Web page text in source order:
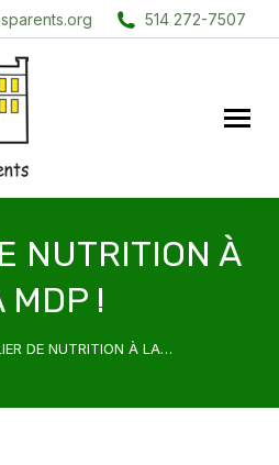
514 272-7507
NUTRITION À
MDP !
DE NUTRITION À LA…